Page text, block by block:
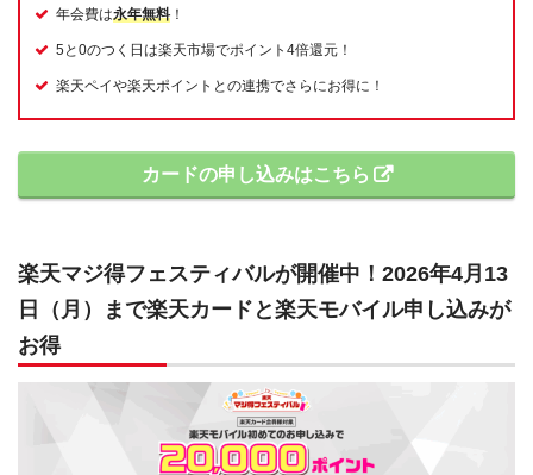
年会費は永年無料 ！
5と0のつく日は楽天市場でポイント4倍還元！
楽天ペイや楽天ポイントとの連携でさらにお得に！
カードの申し込みはこちら
楽天マジ得フェスティバルが開催中！2026年4月13
日（月）まで楽天カードと楽天モバイル申し込みが
お得